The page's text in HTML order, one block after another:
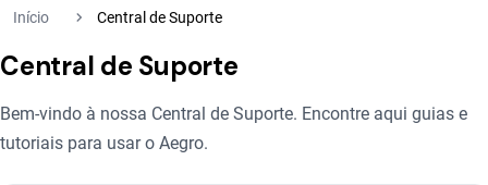
Início navigate_next Central de Suporte
Central de Suporte
Bem-vindo à nossa Central de Suporte. Encontre aqui guias e
tutoriais para usar o Aegro.